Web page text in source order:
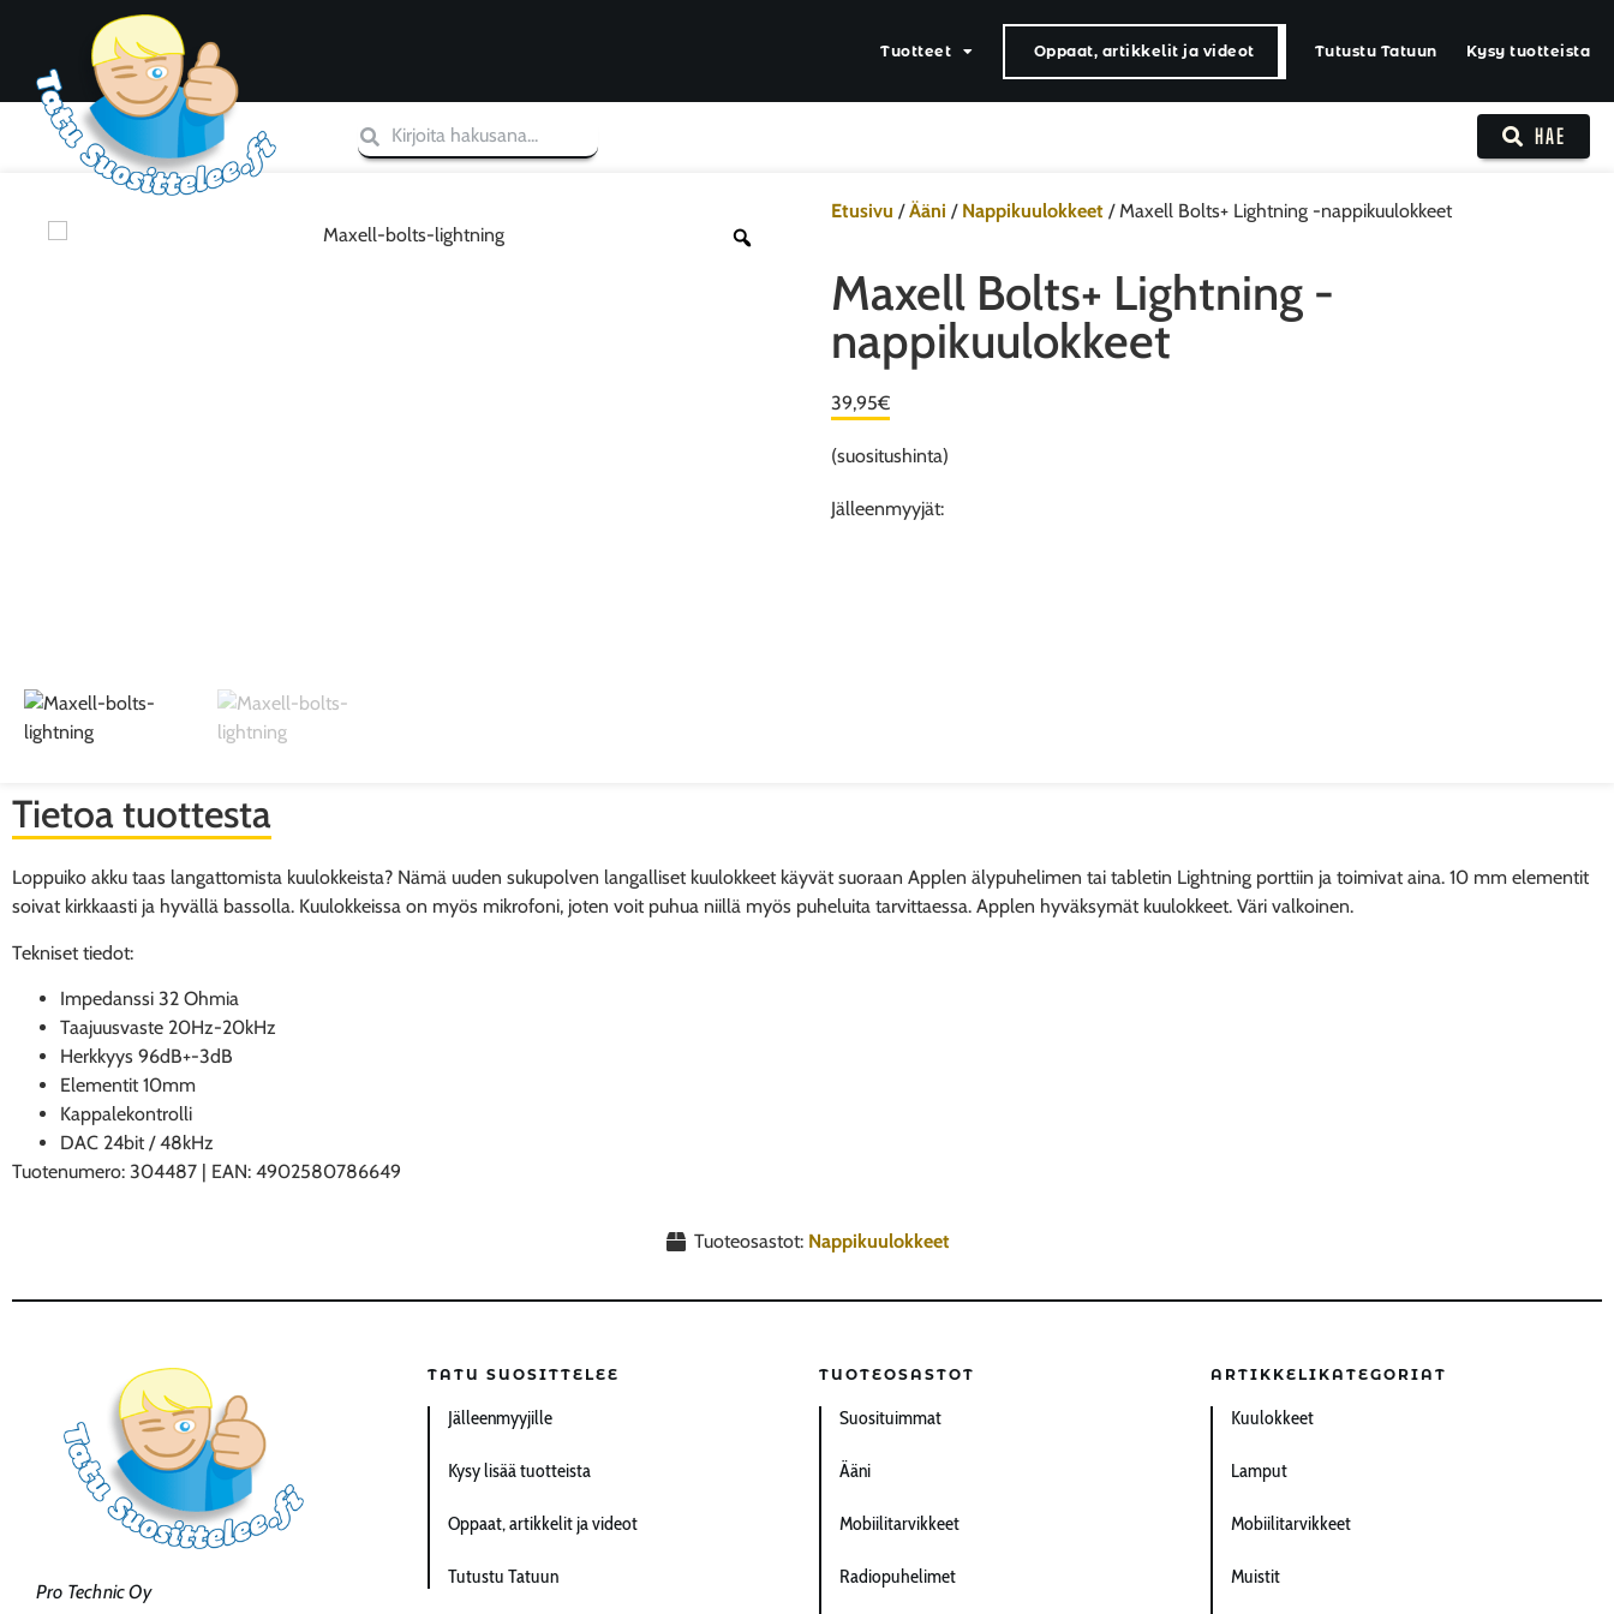
Tuotteet Oppaat, artikkelit ja videot Tutustu Tatuun Kysy tuotteista
HAE
Etusivu /Ääni / Nappikuulokkeet / Maxell Bolts+ Lightning -nappikuulokkeet
Maxell Bolts+ Lightning -
nappikuulokkeet
39,95€
(suositushinta)
Jälleenmyyjät:
Tietoa tuottesta
Loppuiko akku taas langattomista kuulokkeista? Nämä uuden sukupolven langalliset kuulokkeet käyvät suoraan Applen älypuhelimen tai tabletin Lightning porttiin ja toimivat aina. 10 mm elementit
soivat kirkkaasti ja hyvällä bassolla. Kuulokkeissa on myös mikrofoni, joten voit puhua niillä myös puheluita tarvittaessa. Applen hyväksymät kuulokkeet. Väri valkoinen.
Tekniset tiedot:
Impedanssi 32 Ohmia
Taajuusvaste 20Hz-20kHz
Herkkyys 96dB+-3dB
Elementit 10mm
Kappalekontrolli
DAC 24bit / 48kHz
Tuotenumero: 304487 | EAN: 4902580786649
Tuoteosastot: Nappikuulokkeet
Pro Technic Oy
TATU SUOSITTELEE
Jälleenmyyjille
Kysy lisää tuotteista
Oppaat, artikkelit ja videot
Tutustu Tatuun
TUOTEOSASTOT
Suosituimmat
Ääni
Mobiilitarvikkeet
Radiopuhelimet
ARTIKKELIKATEGORIAT
Kuulokkeet
Lamput
Mobiilitarvikkeet
Muistit